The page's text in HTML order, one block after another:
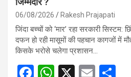
06/08/2026 Rakesh Prajapati
जिंदा बच्चों को ‘मार’ रहा सरकारी सिस्टम:
दफन हो रही मासूमों की पहचान कागजों में
किसके भरोसे चलेगा प्रशासन…